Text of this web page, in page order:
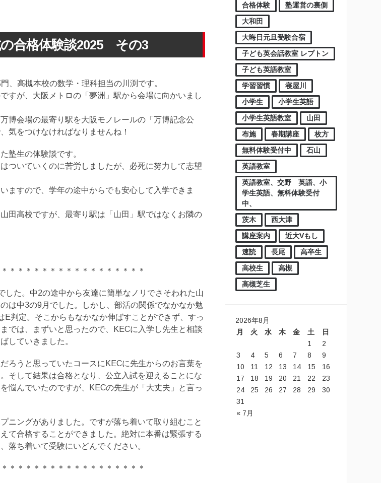
合格体験
塾運営の裏側
大和田
大晦日元旦受験合宿
子ども英会話教室 レプトン
子ども英語教室
学習習慣
寝屋川
小学生
小学生英語
小学生英語教室
山田
布施
春期講座
枚方
無料体験受付中
石山
英語教室
英語教室、交野 英語、小
学生英語、無料体験受付
中、
茨木
西大津
講座案内
近大Vもし
速読
長尾
高卒生
高校生
高槻
高槻芝生
2026年8月
月
火 水 木 金 土 日
« 7月
1
2
3
4 5 6 7 8
9
10
11 12 13 14 15
16
17
18 19 20 21 22
23
24
25 26 27 28 29
30
31
合格体験談2025 その3
、高槻本校の数学・理科担当の川渕です。
すが、大阪メトロの「夢洲」駅から会場に向かいまし
博会場の最寄り駅を大阪モノレールの「万博記念公
気をつけなければなりませんね！
塾生の体験談です。
ついていくのに苦労しましたが、必死に努力して志望
ますので、学年の途中からでも安心して入学できま
田高校ですが、最寄り駅は「山田」駅ではなくお隣の
＊＊＊＊＊＊＊＊＊＊＊＊＊＊＊＊＊
した。中2の途中から友達に簡単なノリでさそわれた山
は中3の9月でした。しかし、部活の関係でなかなか勉
E判定。そこからもなかなか伸ばすことができず、すっ
では、まずいと思ったので、KECに入学し先生と相談
していきました。
ろうと思っていたコースにKECに先生からのお言葉を
そして結果は合格となり、公立入試を迎えることにな
悩んでいたのですが、KECの先生が「大丈夫」と言っ
ニングがありました。ですが落ち着いて取り組むこと
て合格することができました。絶対に本番は緊張する
落ち着いて受験にいどんでください。
＊＊＊＊＊＊＊＊＊＊＊＊＊＊＊＊＊